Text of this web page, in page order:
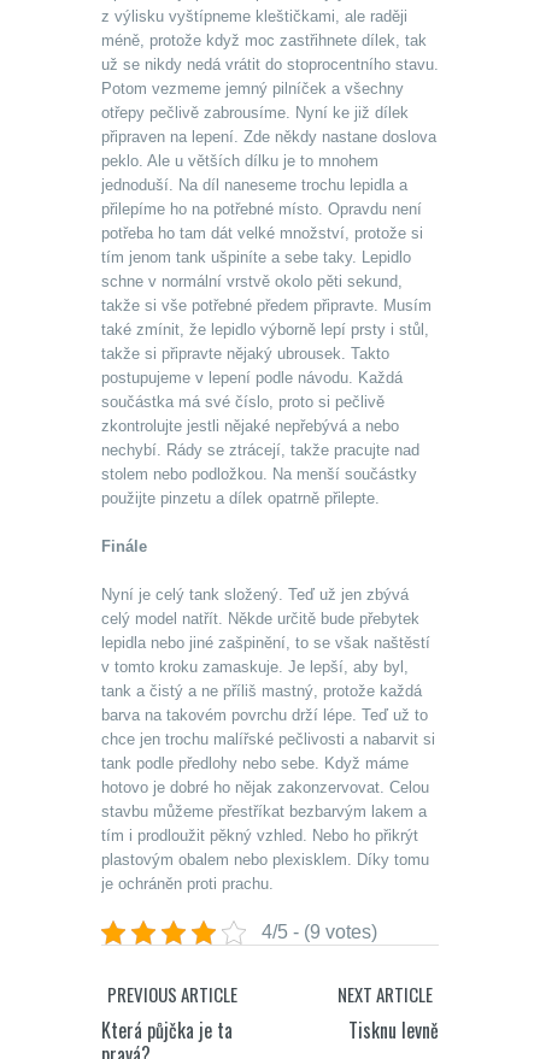
z výlisku vyštípneme kleštičkami, ale raději
méně, protože když moc zastřihnete dílek, tak
už se nikdy nedá vrátit do stoprocentního stavu.
Potom vezmeme jemný pilníček a všechny
otřepy pečlivě zabrousíme. Nyní ke již dílek
připraven na lepení. Zde někdy nastane doslova
peklo. Ale u větších dílku je to mnohem
jednoduší. Na díl naneseme trochu lepidla a
přilepíme ho na potřebné místo. Opravdu není
potřeba ho tam dát velké množství, protože si
tím jenom tank ušpiníte a sebe taky. Lepidlo
schne v normální vrstvě okolo pěti sekund,
takže si vše potřebné předem připravte. Musím
také zmínit, že lepidlo výborně lepí prsty i stůl,
takže si připravte nějaký ubrousek. Takto
postupujeme v lepení podle návodu. Každá
součástka má své číslo, proto si pečlivě
zkontrolujte jestli nějaké nepřebývá a nebo
nechybí. Rády se ztrácejí, takže pracujte nad
stolem nebo podložkou. Na menší součástky
použijte pinzetu a dílek opatrně přilepte.
Finále
Nyní je celý tank složený. Teď už jen zbývá
celý model natřít. Někde určitě bude přebytek
lepidla nebo jiné zašpinění, to se však naštěstí
v tomto kroku zamaskuje. Je lepší, aby byl,
tank a čistý a ne příliš mastný, protože každá
barva na takovém povrchu drží lépe. Teď už to
chce jen trochu malířské pečlivosti a nabarvit si
tank podle předlohy nebo sebe. Když máme
hotovo je dobré ho nějak zakonzervovat. Celou
stavbu můžeme přestříkat bezbarvým lakem a
tím i prodloužit pěkný vzhled. Nebo ho přikrýt
plastovým obalem nebo plexisklem. Díky tomu
je ochráněn proti prachu.
4/5 - (9 votes)
PREVIOUS ARTICLE
Která půjčka je ta
NEXT ARTICLE
Tisknu levně